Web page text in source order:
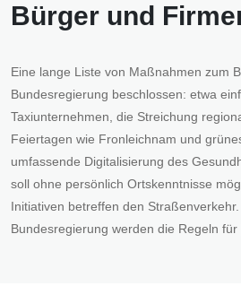
Bürger und
Eine lange Liste von Maßnahmen zum
Bundesregierung beschlossen: etwa
Taxiunternehmen, die Streichung
Feiertagen wie Fronleichnam und
umfassende Digitalisierung des
soll ohne persönlich Ortskenntnisse
Initiativen betreffen den
Bundesregierung werden die Regeln